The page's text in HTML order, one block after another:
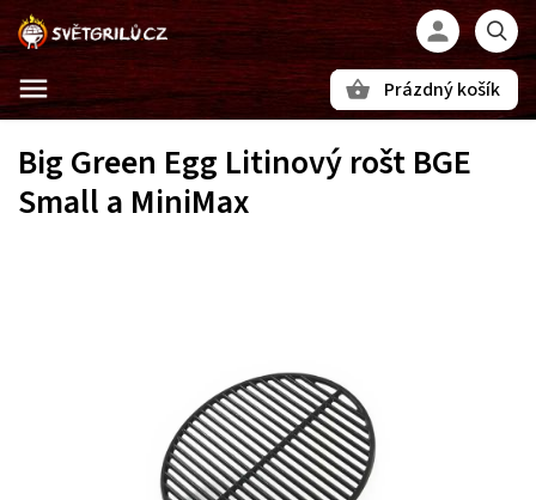
Prázdný košík
Big Green Egg Litinový rošt BGE
Small a MiniMax